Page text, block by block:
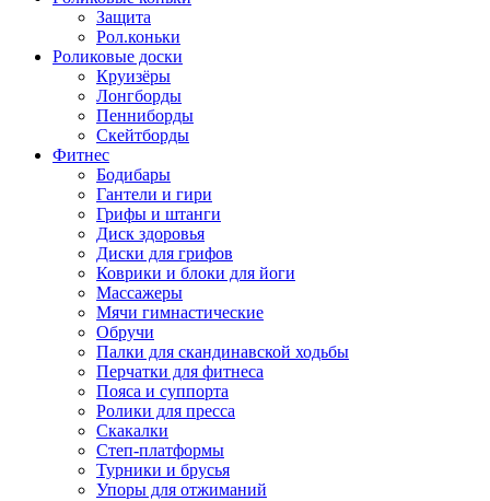
Защита
Рол.коньки
Роликовые доски
Круизёры
Лонгборды
Пенниборды
Скейтборды
Фитнес
Бодибары
Гантели и гири
Грифы и штанги
Диск здоровья
Диски для грифов
Коврики и блоки для йоги
Массажеры
Мячи гимнастические
Обручи
Палки для скандинавской ходьбы
Перчатки для фитнеса
Пояса и суппорта
Ролики для пресса
Скакалки
Степ-платформы
Турники и брусья
Упоры для отжиманий